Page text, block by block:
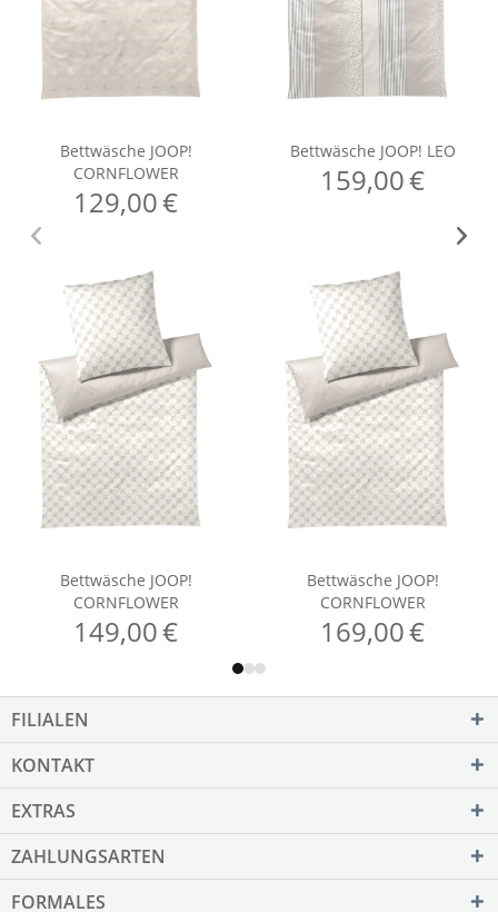
FILIALEN
KONTAKT
EXTRAS
ZAHLUNGSARTEN
FORMALES